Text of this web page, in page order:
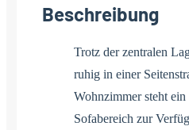
Beschreibung
Trotz der zentralen
ruhig in einer
Wohnzimmer steht
Sofabereich zur